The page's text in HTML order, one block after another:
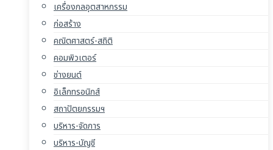
เครื่องกลอุตสาหกรรม
ก่อสร้าง
คณิตศาสตร์-สถิติ
คอมพิวเตอร์
ช่างยนต์
อิเล็กทรอนิกส์
สถาปัตยกรรมฯ
บริหาร-จัดการ
บริหาร-บัญชี